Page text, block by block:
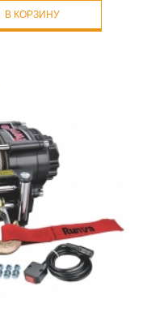
В КОРЗИНУ